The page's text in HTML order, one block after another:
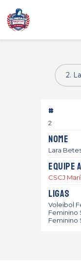
22ª
Atletas
#
2
Nome
Lara
Equipe
CSCJ
Ligas
Voleibol
Feminino
Feminino